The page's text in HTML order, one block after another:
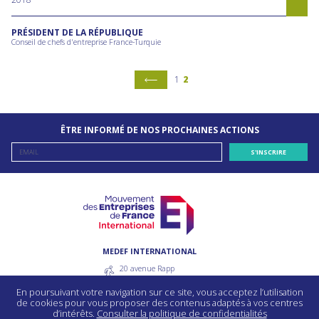
PRÉSIDENT DE LA RÉPUBLIQUE
Conseil de chefs d'entreprise France-Turquie
1 2
ÊTRE INFORMÉ DE NOS PROCHAINES ACTIONS
MEDEF INTERNATIONAL
20 avenue Rapp
75007 Paris - France
55 avenue bosquet
75330 Paris Cedex 7 - France
En poursuivant votre navigation sur ce site, vous acceptez l’utilisation
de cookies pour vous proposer des contenus adaptés à vos centres
d’intérêts. Consulter la politique de confidentialités